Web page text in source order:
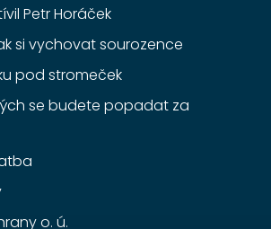
Petr Horáček
si vychovat sourozence
pod stromeček
se budete popadat za
o. ú.